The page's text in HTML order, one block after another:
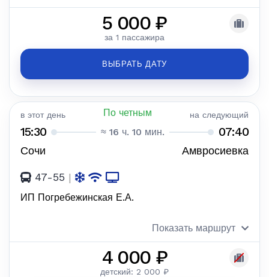
5 000 ₽
за 1 пассажира
ВЫБРАТЬ ДАТУ
в этот день По четным на следующий
15:30 ≈ 16 ч. 10 мин. 07:40
Сочи Амвросиевка
47-55 |
ИП Погребежинская Е.А.
Показать маршрут
4 000 ₽
детский: 2 000 ₽